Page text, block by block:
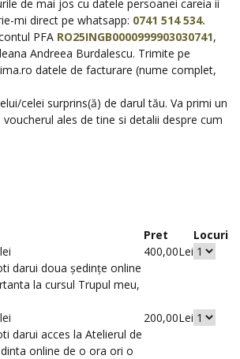
de mai jos cu datele persoanei careia ii
mi direct pe whatsapp: 0741 514 534.
PFA RO25INGB0000999903030741,
Andreea Burdalescu. Trimite pe
datele de facturare (nume complet,
celei surprins(ă) de darul tău. Va primi un
ales de tine si detalii despre cum
Pret
Locuri
darui doua ședințe online
la cursul Trupul meu,
400,00Lei
darui acces la Atelierul de
online de o ora ori o
200,00Lei